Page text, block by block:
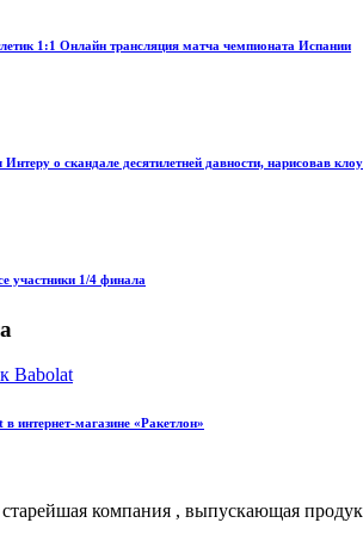
1:1 Онлайн трансляция матча чемпионата Испании
о скандале десятилетней давности, нарисовав
участники 1/4 финала
интернет-магазине «Ракетлон»
старейшая компания , выпускающая